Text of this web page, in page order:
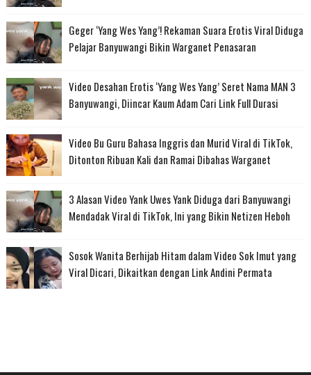
Geger ‘Yang Wes Yang’! Rekaman Suara Erotis Viral Diduga
Pelajar Banyuwangi Bikin Warganet Penasaran
Video Desahan Erotis ‘Yang Wes Yang’ Seret Nama MAN 3
Banyuwangi, Diincar Kaum Adam Cari Link Full Durasi
Video Bu Guru Bahasa Inggris dan Murid Viral di TikTok,
Ditonton Ribuan Kali dan Ramai Dibahas Warganet
3 Alasan Video Yank Uwes Yank Diduga dari Banyuwangi
Mendadak Viral di TikTok, Ini yang Bikin Netizen Heboh
Sosok Wanita Berhijab Hitam dalam Video Sok Imut yang
Viral Dicari, Dikaitkan dengan Link Andini Permata